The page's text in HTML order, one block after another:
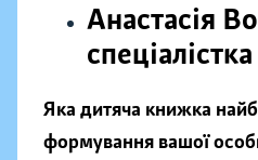
Анастасія
спеціалістка
Яка дитяча книжка
формування вашої